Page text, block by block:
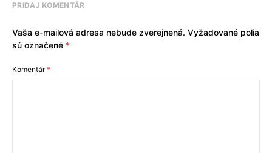
PRIDAJ KOMENTÁR
Vaša e-mailová adresa nebude zverejnená. Vyžadované polia
sú označené *
Komentár*